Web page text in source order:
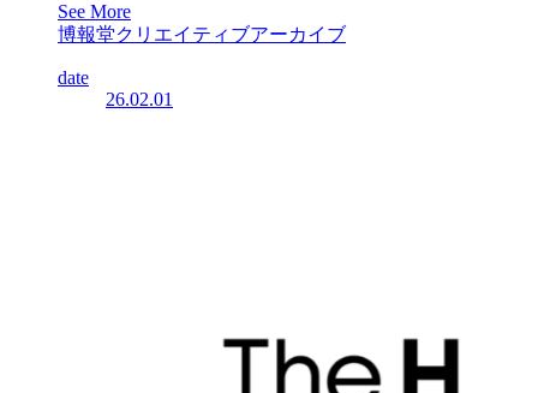
See More
博報堂クリエイティブアーカイブ
date
26.02.01